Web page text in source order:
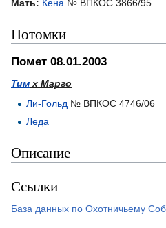
Мать: Кена № ВПКОС 3866/95
Потомки
Помет 08.01.2003
Тимх Марго
Ли-Гольд № ВПКОС 4746/06
Леда
Описание
Ссылки
База данных по Охотничьему